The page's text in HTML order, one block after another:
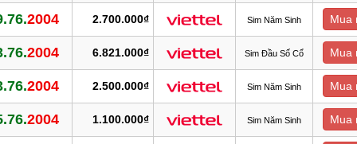
2004 2.700.000₫ Sim Năm Sinh Mua
2004 6.821.000₫ Sim Đầu Số Cổ Mua
2004 2.500.000₫ Sim Năm Sinh Mua
2004 1.100.000₫ Sim Năm Sinh Mua